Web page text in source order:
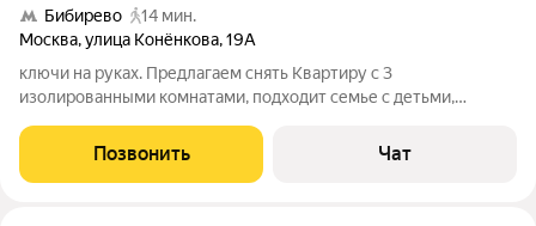
Бибирево
14 мин.
Москва,улица Конёнкова,19А
ключи на руках. Предлагаем снять Квартиру с 3
изолированными комнатами, подходит семье с детьми,
необходимая мебель и техника. Площадь увеличивается за
счет двух застекленных лоджий. Два
Позвонить Чат